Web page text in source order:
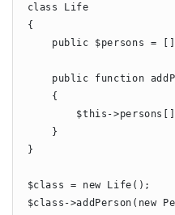
class Life
{
public $persons =
public function
    {
$this-
    }
}
$class = new Life();
$class->addPerson(new